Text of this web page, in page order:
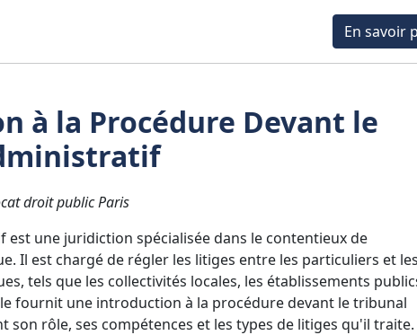
En savoir
à la Procédure Devant le
droit public Paris
une juridiction spécialisée dans le contentieux de
Il est chargé de régler les litiges entre les particuliers et les
tels que les collectivités locales, les établissements
fournit une introduction à la procédure devant le tribunal
son rôle, ses compétences et les types de litiges qu'il traite.